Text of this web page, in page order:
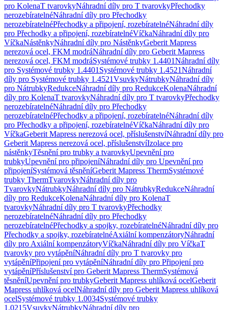
pro KolenaT tvarovkyNáhradní díly pro T tvarovkyPřechodky
nerozebíratelnéNáhradní díly pro Přechodky
nerozebíratelnéPřechodky a připojení, rozebíratelnéNáhradní díly
pro Přechodky a připojení, rozebíratelnéVíčkaNáhradní díly pro
VíčkaNástěnkyNáhradní díly pro NástěnkyGeberit Mapress
nerezová ocel, FKM modráNáhradní díly pro Geberit Mapress
nerezová ocel, FKM modráSystémové trubky 1.4401Náhradní díly
pro Systémové trubky 1.4401 Systémové trubky 1.4521Náhradní
díly pro Systémové trubky 1.4521VsuvkyNátrubkyNáhradní díly
pro NátrubkyRedukceNáhradní díly pro RedukceKolenaNáhradní
díly pro KolenaT tvarovkyNáhradní díly pro T tvarovkyPřechodky
nerozebíratelnéNáhradní díly pro Přechodky
nerozebíratelnéPřechodky a připojení, rozebíratelnéNáhradní díly
pro Přechodky a připojení, rozebíratelnéVíčkaNáhradní díly pro
VíčkaGeberit Mapress nerezová ocel, příslušenstvíNáhradní díly pro
Geberit Mapress nerezová ocel, příslušenstvíIzolace pro
nástěnkyTěsnění pro trubky a tvarovkyUpevnění pro
trubkyUpevnění pro připojeníNáhradní díly pro Upevnění pro
připojeníSystémová těsněníGeberit Mapress ThermSystémové
trubky ThermTvarovkyNáhradní díly pro
TvarovkyNátrubkyNáhradní díly pro NátrubkyRedukceNáhradní
díly pro RedukceKolenaNáhradní díly pro KolenaT
tvarovkyNáhradní díly pro T tvarovkyPřechodky
nerozebíratelnéNáhradní díly pro Přechodky
nerozebíratelnéPřechodky a spojky, rozebíratelnéNáhradní díly pro
Přechodky a spojky, rozebíratelnéAxiální kompenzátoryNáhradní
díly pro Axiální kompenzátoryVíčkaNáhradní díly pro VíčkaT
tvarovky pro vytápěníNáhradní díly pro T tvarovky pro
vytápěníPřipojení pro vytápěníNáhradní díly pro Připojení pro
vytápěníPříslušenství pro Geberit Mapress ThermSystémová
těsněníUpevnění pro trubkyGeberit Mapress uhlíková ocelGeberit
Mapress uhlíková ocelNáhradní díly pro Geberit Mapress uhlíková
ocelSystémové trubky 1.0034Systémové trubky
1.0215VsuvkyNátrubkyNáhradní díly pro